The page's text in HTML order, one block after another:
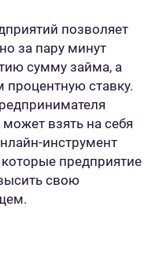
позволяет
за пару минут
сумму займа, а
ставку.
взять на себя
инструмент
предприятие
свою